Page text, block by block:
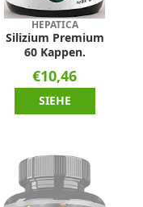
HEPATICA
Silizium Premium
60 Kappen.
€10,46
SIEHE